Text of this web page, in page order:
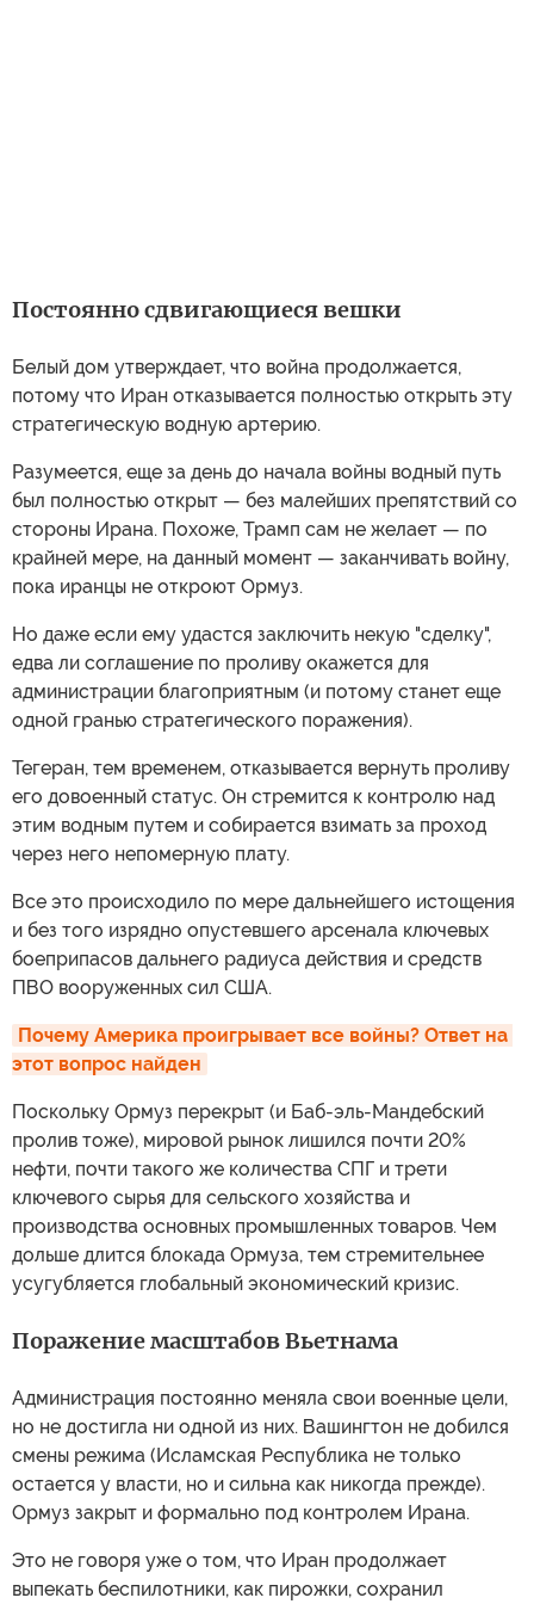
Постоянно сдвигающиеся вешки
Белый дом утверждает, что война продолжается,
потому что Иран отказывается полностью открыть эту
стратегическую водную артерию.
Разумеется, еще за день до начала войны водный путь
был полностью открыт — без малейших препятствий со
стороны Ирана. Похоже, Трамп сам не желает — по
крайней мере, на данный момент — заканчивать войну,
пока иранцы не откроют Ормуз.
Но даже если ему удастся заключить некую "сделку",
едва ли соглашение по проливу окажется для
администрации благоприятным (и потому станет еще
одной гранью стратегического поражения).
Тегеран, тем временем, отказывается вернуть проливу
его довоенный статус. Он стремится к контролю над
этим водным путем и собирается взимать за проход
через него непомерную плату.
Все это происходило по мере дальнейшего истощения
и без того изрядно опустевшего арсенала ключевых
боеприпасов дальнего радиуса действия и средств
ПВО вооруженных сил США.
Почему Америка проигрывает все войны? Ответ на
этот вопрос найден
Поскольку Ормуз перекрыт (и Баб-эль-Мандебский
пролив тоже), мировой рынок лишился почти 20%
нефти, почти такого же количества СПГ и трети
ключевого сырья для сельского хозяйства и
производства основных промышленных товаров. Чем
дольше длится блокада Ормуза, тем стремительнее
усугубляется глобальный экономический кризис.
Поражение масштабов Вьетнама
Администрация постоянно меняла свои военные цели,
но не достигла ни одной из них. Вашингтон не добился
смены режима (Исламская Республика не только
остается у власти, но и сильна как никогда прежде).
Ормуз закрыт и формально под контролем Ирана.
Это не говоря уже о том, что Иран продолжает
выпекать беспилотники, как пирожки, сохранил